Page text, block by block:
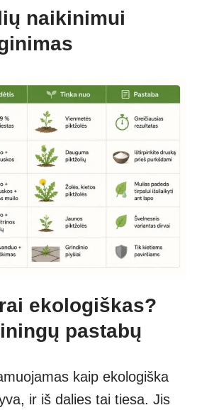
naikinimui
ekologiškas?
pastabų
kaip ekologiška
ir iš dalies tai tiesa. Jis